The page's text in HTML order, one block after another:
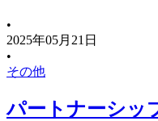
パートナーシッ
•
2025年05月21日
•
その他